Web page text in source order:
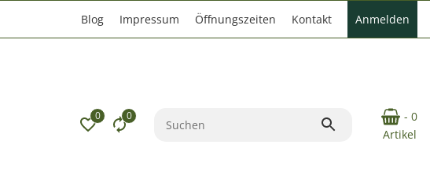
Blog Impressum Öffnungszeiten Kontakt Anmelden
0 0
- 0
Artikel